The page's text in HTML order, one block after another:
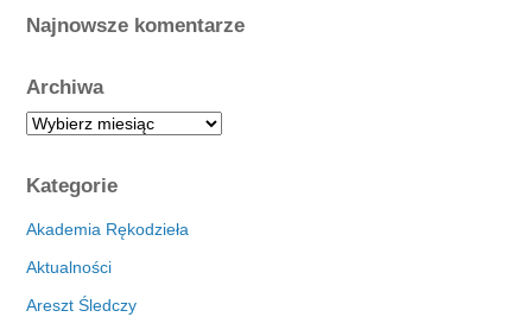
Najnowsze komentarze
Archiwa
A
h
i
a
Kategorie
Akademia Rękodzieła
Aktualności
Areszt Śledczy